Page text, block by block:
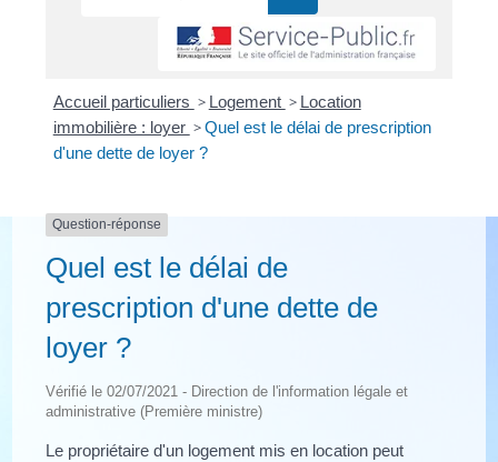
Accueil particuliers > Logement > Location
immobilière : loyer >Quel est le délai de prescription
d'une dette de loyer ?
Question-réponse
Quel est le délai de
prescription d'une dette de
loyer ?
Vérifié le 02/07/2021 - Direction de l'information légale et
administrative (Première ministre)
Le propriétaire d'un logement mis en location peut